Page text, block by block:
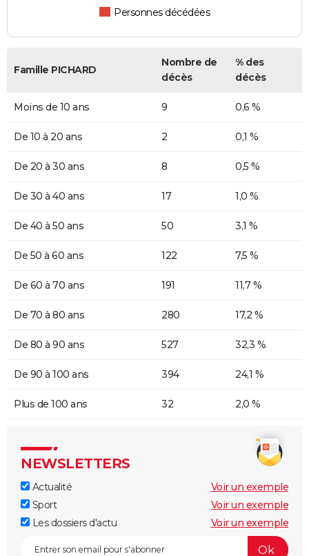
Personnes décédées
Famille PICHARD
Nombre de
décès
% des
décès
Moins de 10 ans 9 0,6 %
De 10 à 20 ans 2 0,1 %
De 20 à 30 ans 8 0,5 %
De 30 à 40 ans 17 1,0 %
De 40 à 50 ans 50 3,1 %
De 50 à 60 ans 122 7,5 %
De 60 à 70 ans 191 11,7 %
De 70 à 80 ans 280 17,2 %
De 80 à 90 ans 527 32,3 %
De 90 à 100 ans 394 24,1 %
Plus de 100 ans 32 2,0 %
NEWSLETTERS
Actualité
Voir un exemple
Sport
Voir un exemple
Les dossiers d'actu
Voir un exemple